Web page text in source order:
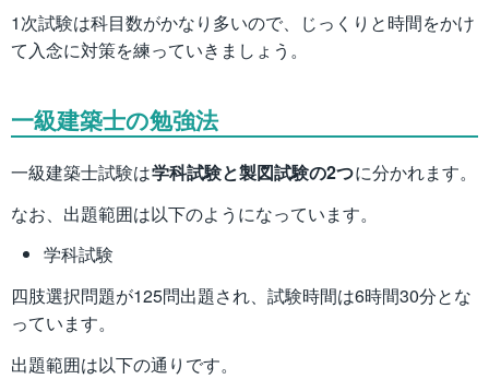
1次試験は科目数がかなり多いので、じっくりと時間をかけ
て入念に対策を練っていきましょう。
一級建築士の勉強法
一級建築士試験は学科試験と製図試験の2つに分かれます。
なお、出題範囲は以下のようになっています。
学科試験
四肢選択問題が125問出題され、試験時間は6時間30分とな
っています。
出題範囲は以下の通りです。